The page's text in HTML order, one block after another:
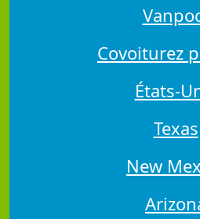
Covoiturez
États-
Texas
New